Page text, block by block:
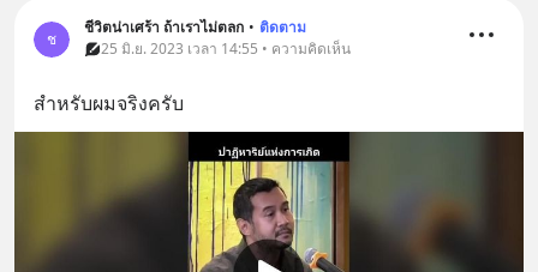
ช
ชีวิตน่าเศร้า ถ้าเราไม่ตลก • ติดตาม
25 มิ.ย. 2023 เวลา 14:55 • ความคิดเห็น
สำหรับผมจริงครับ